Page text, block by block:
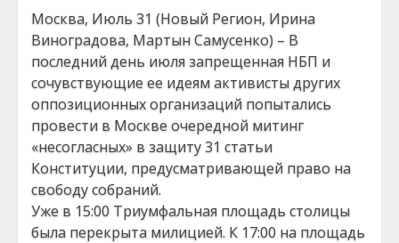
Москва, Июль 31 (Новый Регион, Ирина
Виноградова, Мартын Самусенко) – В
последний день июля запрещенная НБП и
сочувствующие ее идеям активисты других
оппозиционных организаций попытались
провести в Москве очередной митинг
«несогласных» в защиту 31 статьи
Конституции, предусматривающей право на
свободу собраний.
Уже в 15:00 Триумфальная площадь столицы
была перекрыта милицией. К 17:00 на площадь